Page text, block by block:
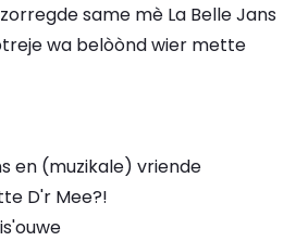
same mè La Belle Jans
wa belòònd wier mette
en (muzikale) vriende
D'r Mee?!